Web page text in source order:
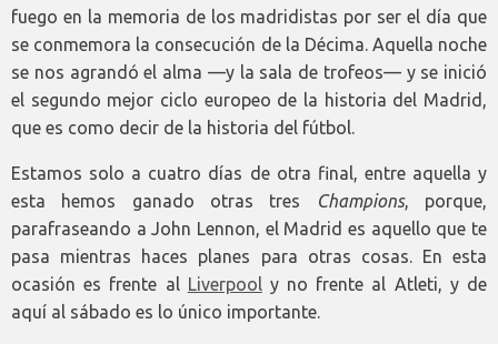
fuego en la memoria de los madridistas por ser el día que
se conmemora la consecución de la Décima. Aquella noche
se nos agrandó el alma —y la sala de trofeos— y se inició
el segundo mejor ciclo europeo de la historia del Madrid,
que es como decir de la historia del fútbol.
Estamos solo a cuatro días de otra final, entre aquella y
esta hemos ganado otras tres
Champions, porque,
parafraseando a John Lennon, el Madrid es aquello que te
pasa mientras haces planes para otras cosas. En esta
ocasión es frente al Liverpool
y no frente al Atleti, y de
aquí al sábado es lo único importante.